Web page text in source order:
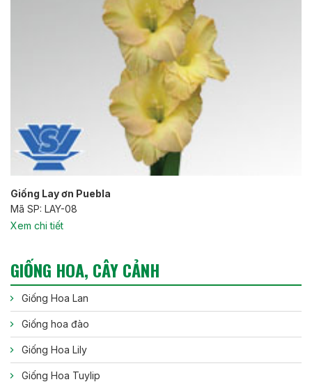
Giống Lay ơn Puebla
Mã SP: LAY-08
Xem chi tiết
GIỐNG HOA, CÂY CẢNH
Giống Hoa Lan
Giống hoa đào
Giống Hoa Lily
Giống Hoa Tuylip